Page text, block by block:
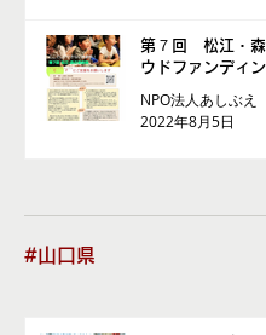
第７回 松江・
ウドファンディ
NPO法人あしぶえ
2022年8月5日
#山口県